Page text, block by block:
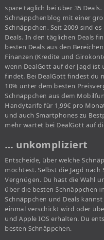
spare täglich bei über 35
Schnäppchenblog mit einer
Schnäppchen. Seit 2009 sind
Deals. In den täglichen Deals
besten Deals aus den
Finanzen (Kredite und
wenn DealGott auf der Jagd
findet. Bei DealGott findest du
10% unter dem besten
Schnäppchen aus dem
Handytarife für 1,99€ pro
und auch Smartphones zu
mehr wartet bei DealGott auf
… unkompliziert
Entscheide, über welche
möchtest. Selbst die Jagd
Vergnügen. Du hast die Wahl
über die besten Schnäppchen
Schnäppchen und Deals
einmal verschickt wird oder
und Apple IOS erhalten. Du
besten Schnäppchen.